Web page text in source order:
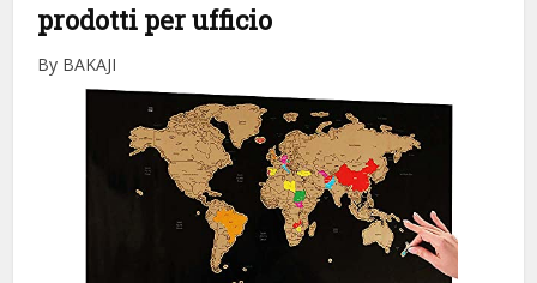
prodotti per ufficio
By BAKAJI